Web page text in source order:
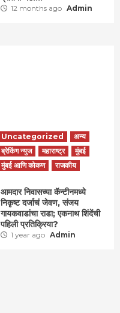
12 months ago Admin
Uncategorized
अन्य
ब्रेकिंग न्युज
महाराष्ट्र
मुंबई
मुंबई आणि कोकण
राजकीय
आमदार निवासच्या कॅन्टीनमध्ये
निकृष्ट दर्जाचं जेवण, संजय
गायकवाडांचा राडा; एकनाथ शिंदेंची
पहिली प्रतिक्रिया?
1 year ago Admin